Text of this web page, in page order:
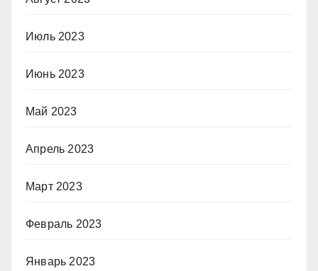
Июль 2023
Июнь 2023
Май 2023
Апрель 2023
Март 2023
Февраль 2023
Январь 2023